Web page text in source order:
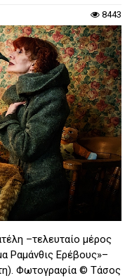
8443
–τελευταίο μέρος
Ραμάνθις Ερέβους»–
Φωτογραφία © Τάσος